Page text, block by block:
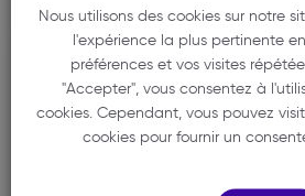
MILANI
Philippe
05 57 30 63 80
Nous utilisons des cookies sur notre
l'expérience la plus pertinente
préférences et vos visites
"Accepter", vous consentez à
cookies. Cependant, vous pouvez
cookies pour fournir un